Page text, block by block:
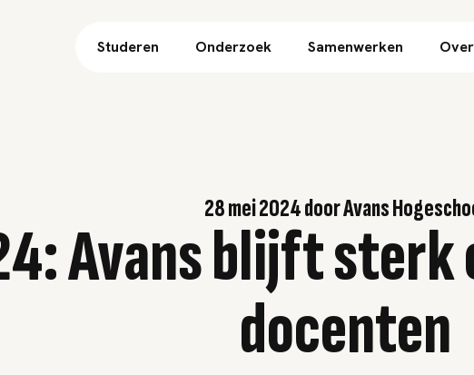
Direct naar inhoud
Studeren Onderzoek Samenwerken
28 mei 2024doorAvans
Avans blijft
docenten